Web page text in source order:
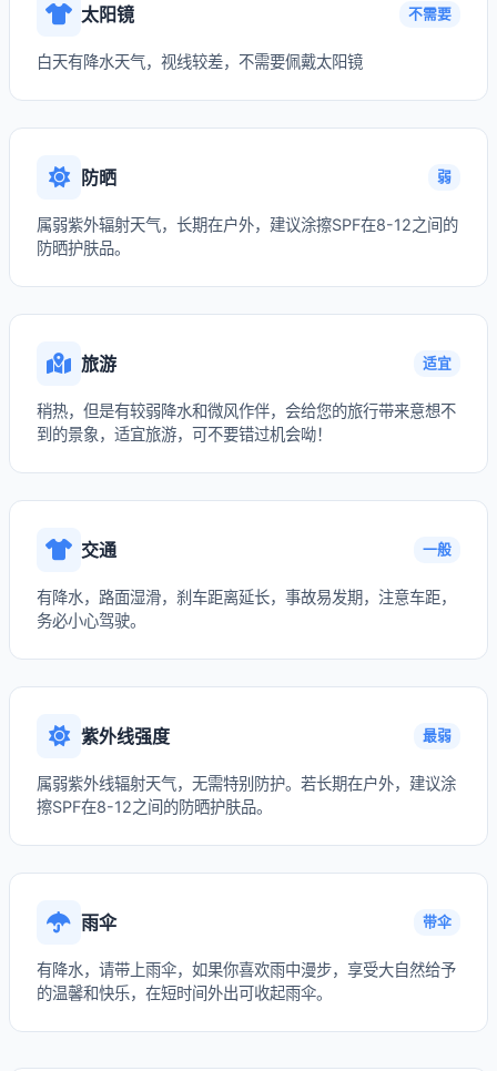
太阳镜 不需要
白天有降水天气，视线较差，不需要佩戴太阳镜
防晒 弱
属弱紫外辐射天气，长期在户外，建议涂擦SPF在8-12之间的
防晒护肤品。
旅游 适宜
稍热，但是有较弱降水和微风作伴，会给您的旅行带来意想不
到的景象，适宜旅游，可不要错过机会呦！
交通 一般
有降水，路面湿滑，刹车距离延长，事故易发期，注意车距，
务必小心驾驶。
紫外线强度 最弱
属弱紫外线辐射天气，无需特别防护。若长期在户外，建议涂
擦SPF在8-12之间的防晒护肤品。
雨伞 带伞
有降水，请带上雨伞，如果你喜欢雨中漫步，享受大自然给予
的温馨和快乐，在短时间外出可收起雨伞。